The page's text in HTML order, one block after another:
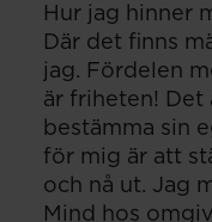
Hur jag hinner
Där det finns
jag. Fördelen
är friheten! Det
bestämma sin
för mig är att
och nå ut. Jag
Mind hos